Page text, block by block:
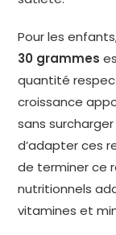
Pour les
30 grammes
quantité
croissance
sans
d’adapter ces
de terminer ce
nutritionnels
vitamines et